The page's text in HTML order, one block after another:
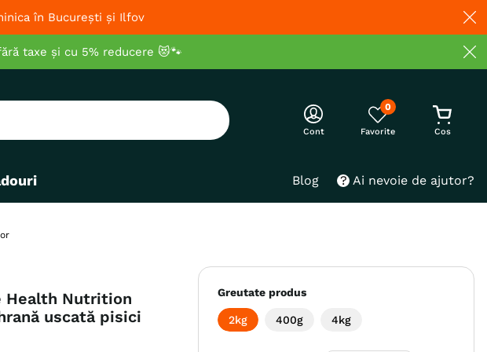
în București și Ilfov
taxe și cu 5% reducere 😻🐾
Cont
0
Blog Ai nevoie de ajutor?
Health Nutrition
uscată pisici
Greutate produs
2kg 400g 4kg